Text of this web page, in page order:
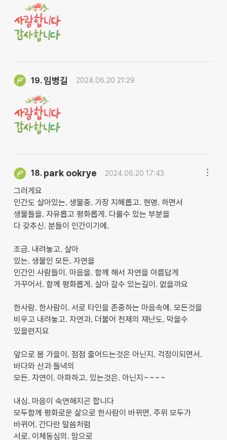
19. 임병길 2024.06.20 21:29
18. park ookrye 2024.06.20 17:43
그러게요
인간도 살아있는. 생물중. 가장 지혜롭고. 현명. 하면서
생물들을. 자유롭고 평화롭게. 다룰수 있는 부분을
다 갖추신. 분들이 인간이기에.
조금. 내려놓고. 살아
있는. 생물인 모든. 자연을
인간인 사람들이. 마음을. 함께 해서 자연을 아름답게
가꾸어서. 함께 평화롭게. 살아 갈수 있는길이. 없을까요
한사람. 한사람이. 서로 타인을 존중하는 마음속에. 모든것을
비우고 내려놓고. 자연과. 더불어 천제의 재난도. 막을수
있을련지요
앞으로 봄 가을이. 점점 줄어드는것은 아닌지. 걱정이되면서.
바다와 산과 들녁의
모든. 자연이. 아파하고. 있는것은. 아닌지~~~~
내심. 마음이 숙연해지곤 합니다
모두함께 평화로운 삶으로 한사람이 바뀌면. 주위 모두가
바뀌어. 간다란 말씀처럼
서로. 이체동심의. 맘으로